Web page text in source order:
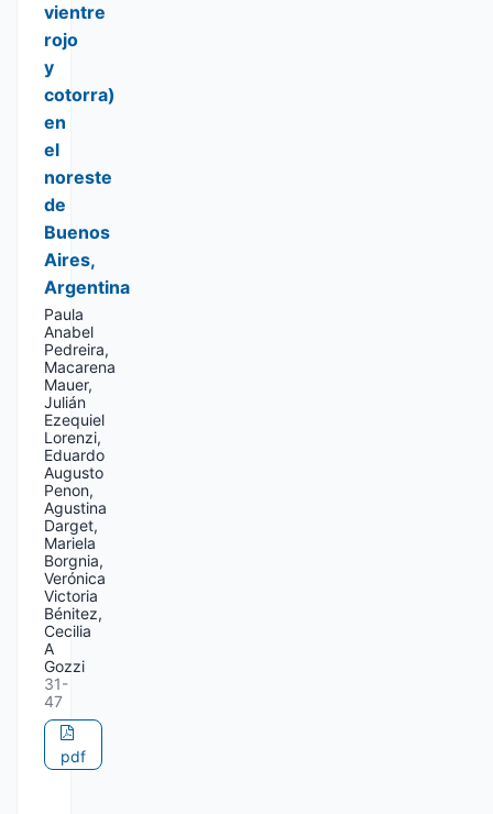
vientre
rojo
y
cotorra)
en
el
noreste
de
Buenos
Aires,
Argentina
Paula
Anabel
Pedreira,
Macarena
Mauer,
Julián
Ezequiel
Lorenzi,
Eduardo
Augusto
Penon,
Agustina
Darget,
Mariela
Borgnia,
Verónica
Victoria
Bénitez,
Cecilia
A
Gozzi
31-
47
pdf